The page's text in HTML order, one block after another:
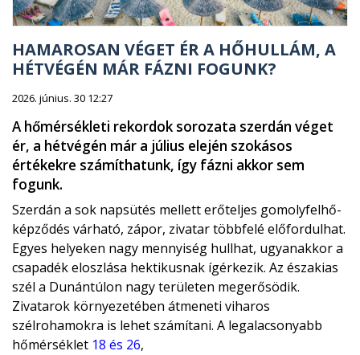
HAMAROSAN VÉGET ÉR A HŐHULLÁM, A
HÉTVÉGÉN MÁR FÁZNI FOGUNK?
2026. június. 30 12:27
A hőmérsékleti rekordok sorozata szerdán véget
ér, a hétvégén már a július elején szokásos
értékekre számíthatunk, így fázni akkor sem
fogunk.
Szerdán a sok napsütés mellett erőteljes gomolyfelhő-
képződés várható, zápor, zivatar többfelé előfordulhat.
Egyes helyeken nagy mennyiség hullhat, ugyanakkor a
csapadék eloszlása hektikusnak ígérkezik. Az északias
szél a Dunántúlon nagy területen megerősödik.
Zivatarok környezetében átmeneti viharos
szélrohamokra is lehet számítani. A legalacsonyabb
hőmérséklet 18 és 26,